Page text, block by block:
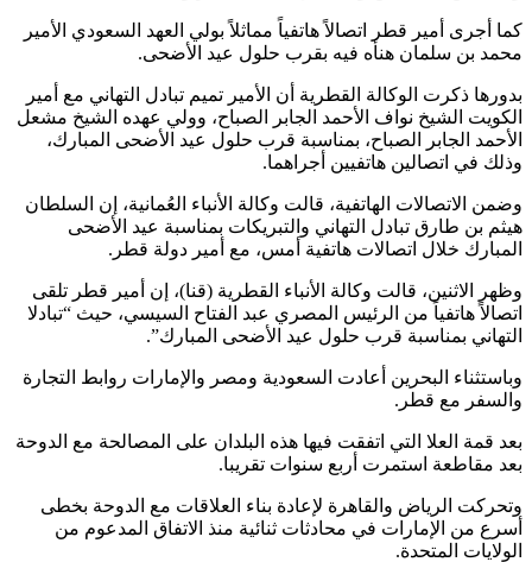
كما أجرى أمير قطر اتصالاً هاتفياً مماثلاً بولي العهد السعودي الأمير
محمد بن سلمان هنأه فيه بقرب حلول عيد الأضحى.
بدورها ذكرت الوكالة القطرية أن الأمير تميم تبادل التهاني مع أمير
الكويت الشيخ نواف الأحمد الجابر الصباح، وولي عهده الشيخ مشعل
الأحمد الجابر الصباح، بمناسبة قرب حلول عيد الأضحى المبارك،
وذلك في اتصالين هاتفيين أجراهما.
وضمن الاتصالات الهاتفية، قالت وكالة الأنباء العُمانية، إن السلطان
هيثم بن طارق تبادل التهاني والتبريكات بمناسبة عيد الأضحى
المبارك خلال اتصالات هاتفية أمس، مع أمير دولة قطر.
وظهر الاثنين، قالت وكالة الأنباء القطرية (قنا)، إن أمير قطر تلقى
اتصالاً هاتفياً من الرئيس المصري عبد الفتاح السيسي، حيث “تبادلا
التهاني بمناسبة قرب حلول عيد الأضحى المبارك”.
وباستثناء البحرين أعادت السعودية ومصر والإمارات روابط التجارة
والسفر مع قطر.
بعد قمة العلا التي اتفقت فيها هذه البلدان على المصالحة مع الدوحة
بعد مقاطعة استمرت أربع سنوات تقريبا.
وتحركت الرياض والقاهرة لإعادة بناء العلاقات مع الدوحة بخطى
أسرع من الإمارات في محادثات ثنائية منذ الاتفاق المدعوم من
الولايات المتحدة.